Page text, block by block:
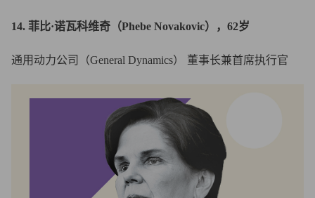
14. 菲比·诺瓦科维奇（Phebe Novakovic），62岁
通用动力公司（General Dynamics） 董事长兼首席执行官